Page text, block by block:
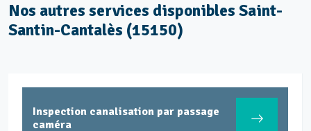
Nos autres services disponibles Saint-
Santin-Cantalès (15150)
Inspection canalisation par passage
caméra